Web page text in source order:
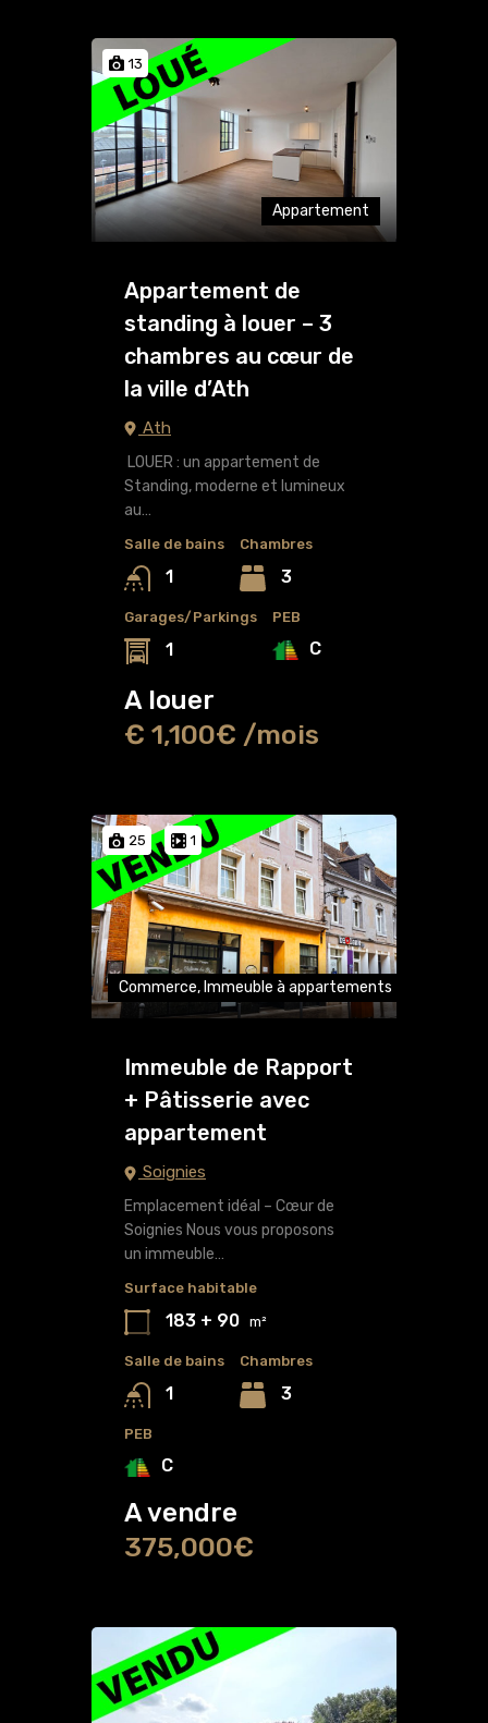
13
Appartement
Appartement de
standing à louer – 3
chambres au cœur de
la ville d’Ath
Ath
LOUER : un appartement de
Standing, moderne et lumineux
au…
Salle de bains
1
Chambres
3
Garages/Parkings
1
PEB
C
A louer
€ 1,100€ /mois
25 1
Commerce, Immeuble à appartements
Immeuble de Rapport
+ Pâtisserie avec
appartement
Soignies
Emplacement idéal – Cœur de
Soignies Nous vous proposons
un immeuble…
Surface habitable
183 + 90 m²
Salle de bains
1
Chambres
3
PEB
C
A vendre
375,000€